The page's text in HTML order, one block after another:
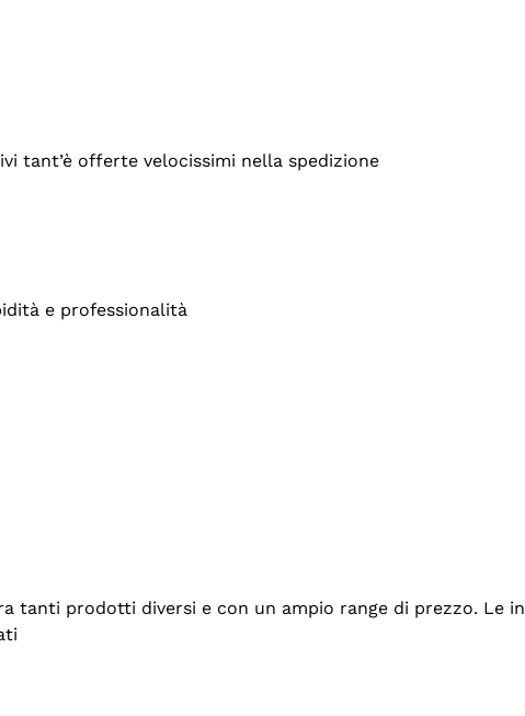
tant’è offerte velocissimi nella spedizione
e professionalità
tanti prodotti diversi e con un ampio range di prezzo. Le